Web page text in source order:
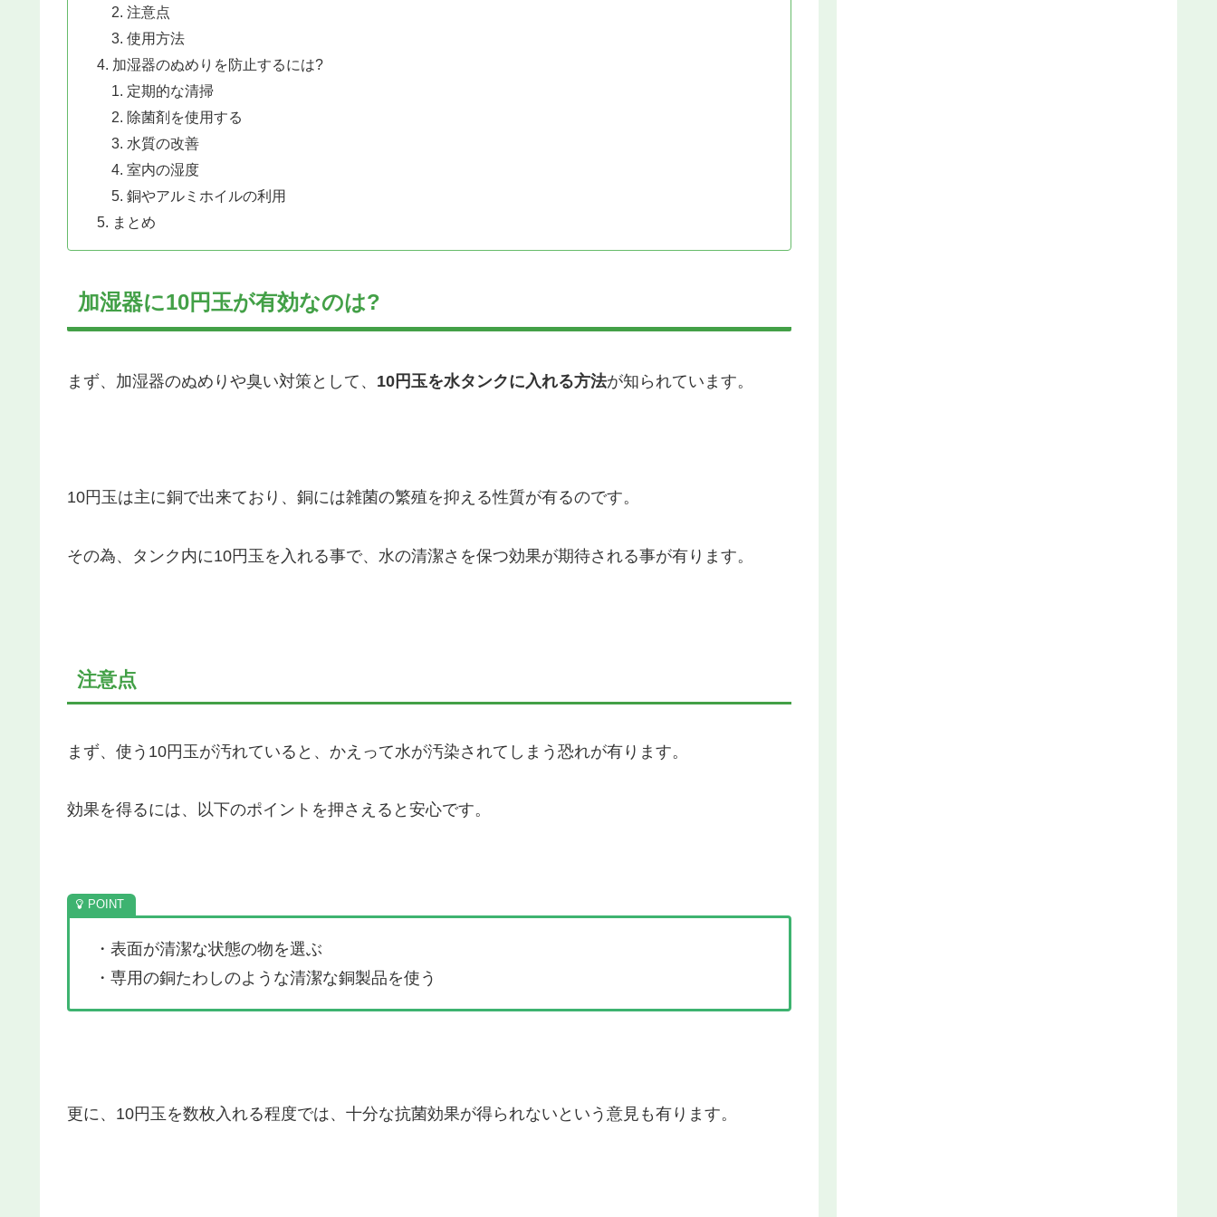
注意点
使用方法
加湿器のぬめりを防止するには?
定期的な清掃
除菌剤を使用する
水質の改善
室内の湿度
銅やアルミホイルの利用
まとめ
加湿器に10円玉が有効なのは?
まず、加湿器のぬめりや臭い対策として、 10円玉を水タンクに入れる方法が知られています。
10円玉は主に銅で出来ており、銅には雑菌の繁殖を抑える性質が有るのです。
その為、タンク内に10円玉を入れる事で、水の清潔さを保つ効果が期待される事が有ります。
注意点
まず、使う10円玉が汚れていると、かえって水が汚染されてしまう恐れが有ります。
効果を得るには、以下のポイントを押さえると安心です。
・表面が清潔な状態の物を選ぶ
・専用の銅たわしのような清潔な銅製品を使う
更に、10円玉を数枚入れる程度では、十分な抗菌効果が得られないという意見も有ります。